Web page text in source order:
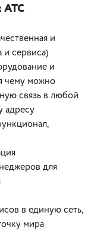
АТС
и
и сервиса)
и
чему можно
связь в любой
адресу
для
в единую сеть,
мира